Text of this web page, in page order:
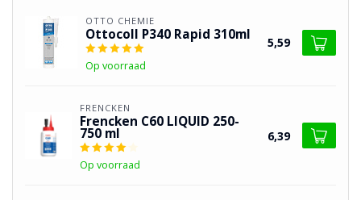
OTTO CHEMIE
Ottocoll P340 Rapid 310ml
Op voorraad
5,59
FRENCKEN
Frencken C60 LIQUID 250-
750 ml
Op voorraad
6,39